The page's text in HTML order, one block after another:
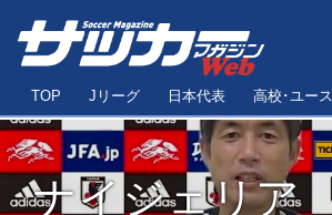
TOP Jリーグ 日本代表 高校･ユース
ナイジェリア